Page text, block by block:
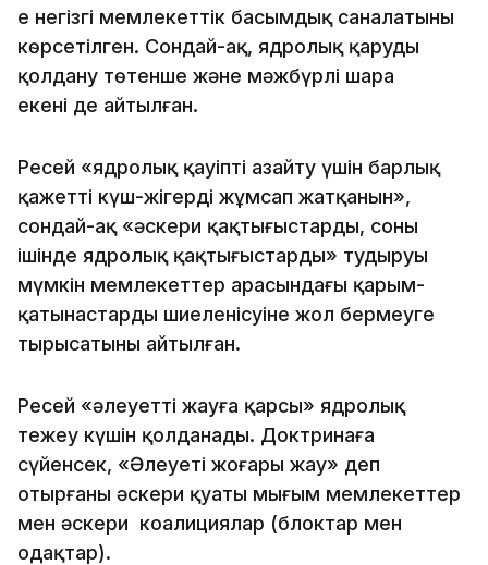
ең негізгі мемлекеттік басымдық саналатыны
көрсетілген. Сондай-ақ, ядролық қаруды
қолдану төтенше және мәжбүрлі шара
екені де айтылған.
Ресей «ядролық қауіпті азайту үшін барлық
қажетті күш-жігерді жұмсап жатқанын»,
сондай-ақ «әскери қақтығыстарды, соның
ішінде ядролық қақтығыстарды» тудыруы
мүмкін мемлекеттер арасындағы қарым-
қатынастардың шиеленісуіне жол бермеуге
тырысатыны айтылған.
Ресей «әлеуетті жауға қарсы» ядролық
тежеу ​​күшін қолданады. Доктринаға
сүйенсек, «Әлеуеті жоғары жау» деп
отырғаны әскери қуаты мығым мемлекеттер
мен әскери коалициялар (блоктар мен
одақтар).